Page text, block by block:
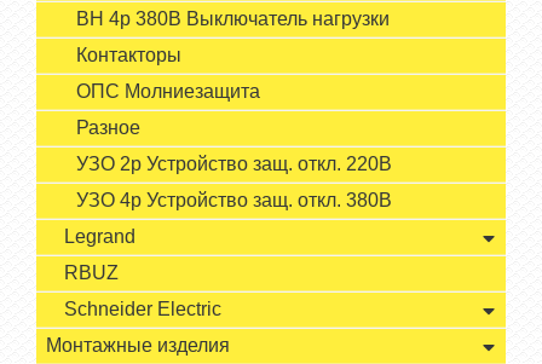
ВН 4р 380В Выключатель нагрузки
Контакторы
ОПС Молниезащита
Разное
УЗО 2р Устройство защ. откл. 220В
УЗО 4р Устройство защ. откл. 380В
Legrand
RBUZ
Schneider Electric
Монтажные изделия